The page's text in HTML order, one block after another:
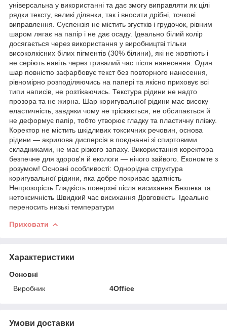
універсальна у використанні та дає змогу виправляти як цілі
рядки тексту, великі ділянки, так і вносити дрібні, точкові
виправлення. Суспензія не містить згустків і грудочок, рівним
шаром лягає на папір і не дає осаду. Ідеально білий колір
досягається через використання у виробництві тільки
високоякісних білих пігментів (30% білини), які не жовтіють і
не серіють навіть через тривалий час після нанесення. Один
шар повністю зафарбовує текст без повторного нанесення,
рівномірно розподіляючись на папері та якісно приховує всі
типи написів, не розтікаючись. Текстура рідини не надто
прозора та не жирна. Шар коригувальної рідини має високу
еластичність, завдяки чому не тріскається, не обсипається й
не деформує папір, тобто утворює гладку та пластичну плівку.
Коректор не містить шкідливих токсичних речовин, основа
рідини — акрилова дисперсія в поєднанні зі спиртовими
складниками, не має різкого запаху. Використання коректора
безпечне для здоров'я й екологи — нічого зайвого. Економте з
розумом! Основні особливості: Однорідна структура
коригувальної рідини, яка добре покриває здатність
Непрозорість Гладкість поверхні після висихання Безпека та
нетоксичність Швидкий час висихання Довговкість Ідеально
переносить низькі температури
Приховати
Характеристики
Основні
Виробник
4Office
Умови доставки